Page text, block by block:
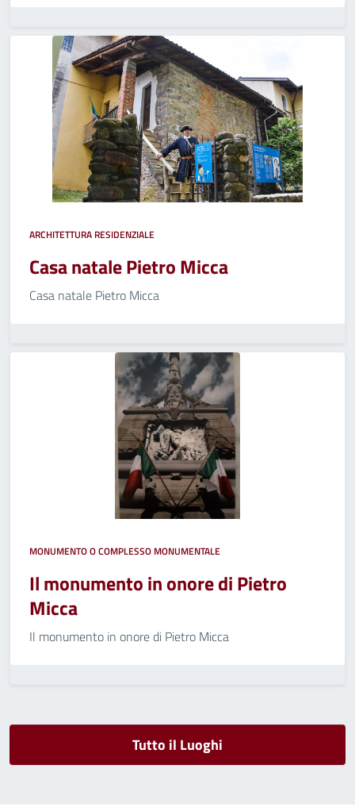
ARCHITETTURA RESIDENZIALE
Casa natale Pietro Micca
Casa natale Pietro Micca
MONUMENTO O COMPLESSO MONUMENTALE
Il monumento in onore di Pietro
Micca
Il monumento in onore di Pietro Micca
Tutto il Luoghi